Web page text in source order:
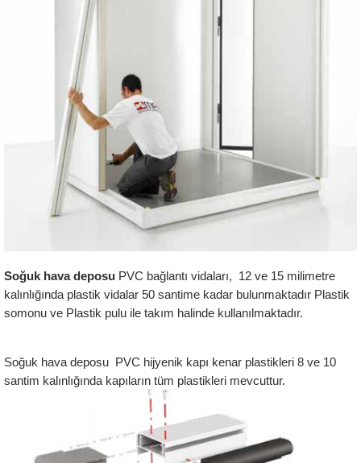
Soğuk hava deposu PVC bağlantı vidaları,  12 ve 15 milimetre
kalınlığında plastik vidalar 50 santime kadar bulunmaktadır Plastik
somonu ve Plastik pulu ile takım halinde kullanılmaktadır.
Soğuk hava deposu  PVC hijyenik kapı kenar plastikleri 8 ve 10
santim kalınlığında kapıların tüm plastikleri mevcuttur.